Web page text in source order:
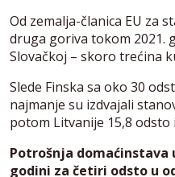
Od zemalja-članica EU za
druga goriva tokom 2021.
Slovačkoj – skoro trećina
Slede Finska sa oko 30
najmanje su izdvajali
potom Litvanije 15,8 odsto
Potrošnja domaćinstava
godini za četiri odsto u